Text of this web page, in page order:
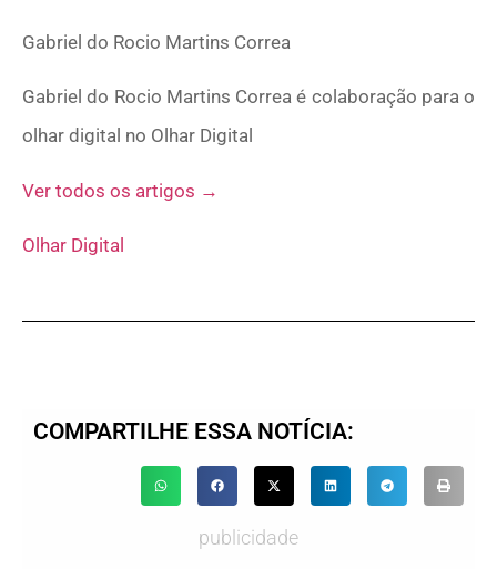
Gabriel do Rocio Martins Correa
Gabriel do Rocio Martins Correa é colaboração para o
olhar digital no Olhar Digital
Ver todos os artigos →
Olhar Digital
COMPARTILHE ESSA NOTÍCIA:
publicidade